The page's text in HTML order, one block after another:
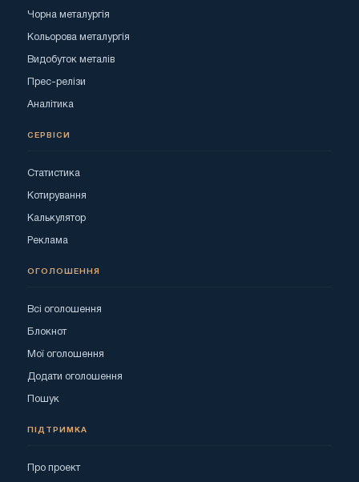
Чорна металургія
Кольорова металургія
Видобуток металів
Прес-релізи
Аналітика
СЕРВІСИ
Статистика
Котирування
Калькулятор
Реклама
ОГОЛОШЕННЯ
Всі оголошення
Блокнот
Мої оголошення
Додати оголошення
Пошук
ПІДТРИМКА
Про проект